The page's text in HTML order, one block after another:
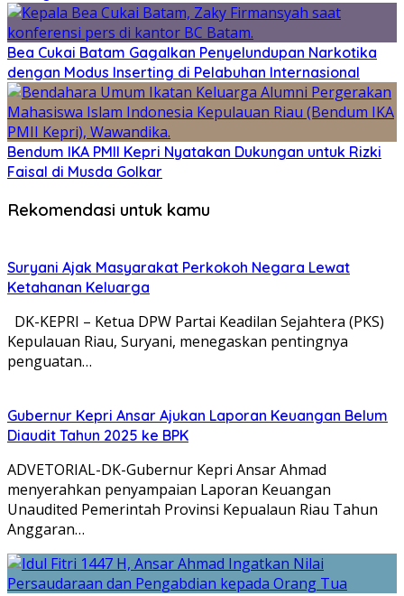
Bea Cukai Batam Gagalkan Penyelundupan Narkotika
dengan Modus Inserting di Pelabuhan Internasional
Bendum IKA PMII Kepri Nyatakan Dukungan untuk Rizki
Faisal di Musda Golkar
Rekomendasi untuk kamu
Suryani Ajak Masyarakat Perkokoh Negara Lewat
Ketahanan Keluarga
DK-KEPRI – Ketua DPW Partai Keadilan Sejahtera (PKS)
Kepulauan Riau, Suryani, menegaskan pentingnya
penguatan…
Gubernur Kepri Ansar Ajukan Laporan Keuangan Belum
Diaudit Tahun 2025 ke BPK
ADVETORIAL-DK-Gubernur Kepri Ansar Ahmad
menyerahkan penyampaian Laporan Keuangan
Unaudited Pemerintah Provinsi Kepualaun Riau Tahun
Anggaran…